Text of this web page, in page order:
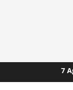
to
7